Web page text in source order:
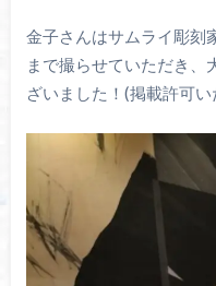
金子さんはサムライ彫刻
まで撮らせていただき、
ざいました！(掲載許可